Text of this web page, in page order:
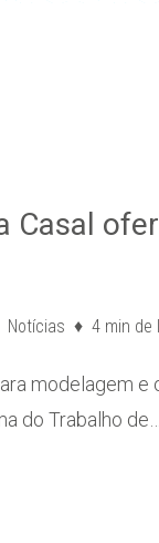
Casal
Notícias 4 min de
modelagem
do Trabalho de…